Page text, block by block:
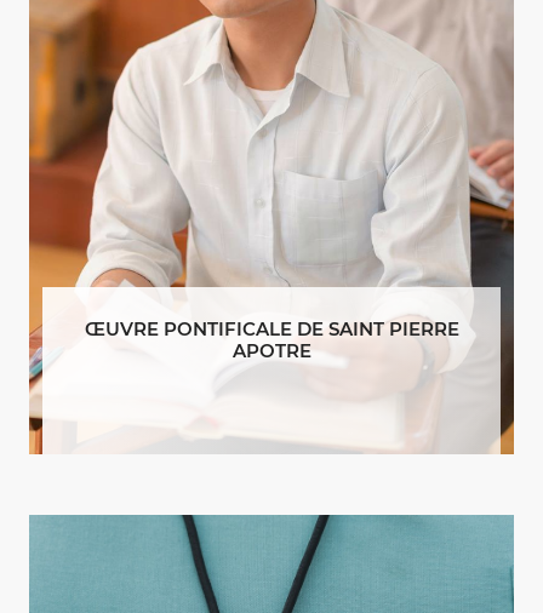
ŒUVRE PONTIFICALE DE SAINT PIERRE
APOTRE